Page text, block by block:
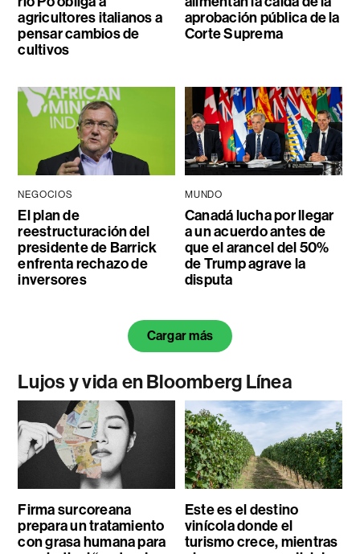
agricultores italianos a
pensar cambios de
cultivos
aprobación pública de la
Corte Suprema
NEGOCIOS
El plan de
reestructuración del
presidente de Barrick
enfrenta rechazo de
inversores
MUNDO
Canadá lucha por llegar
a un acuerdo antes de
que el arancel del 50%
de Trump agrave la
disputa
Cargar más
Lujos y vida en Bloomberg Línea
Firma surcoreana
prepara un tratamiento
con grasa humana para
Este es el destino
vinícola donde el
turismo crece, mientras